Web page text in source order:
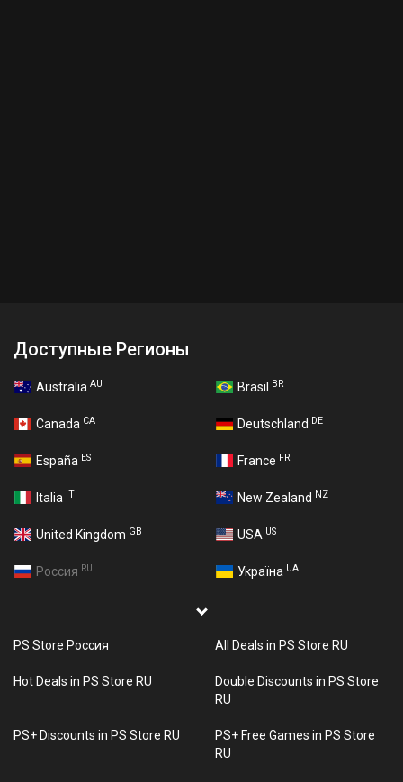
Доступные Регионы
Australia AU Brasil BR
Canada CA Deutschland DE
España ES France FR
Italia IT New Zealand NZ
United Kingdom GB USA US
Россия RU Україна UA
PS Store Россия All Deals in PS Store RU
Hot Deals in PS Store RU
Double Discounts in PS Store
RU
PS+ Discounts in PS Store RU
PS+ Free Games in PS Store
RU